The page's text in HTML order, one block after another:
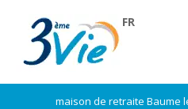
FR
maison de retraite Baume